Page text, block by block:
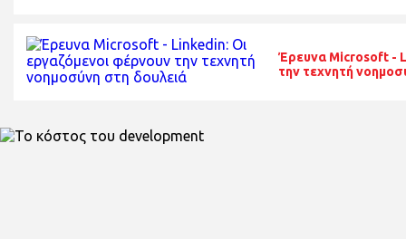
Έρευνα Microsoft -
την τεχνητή